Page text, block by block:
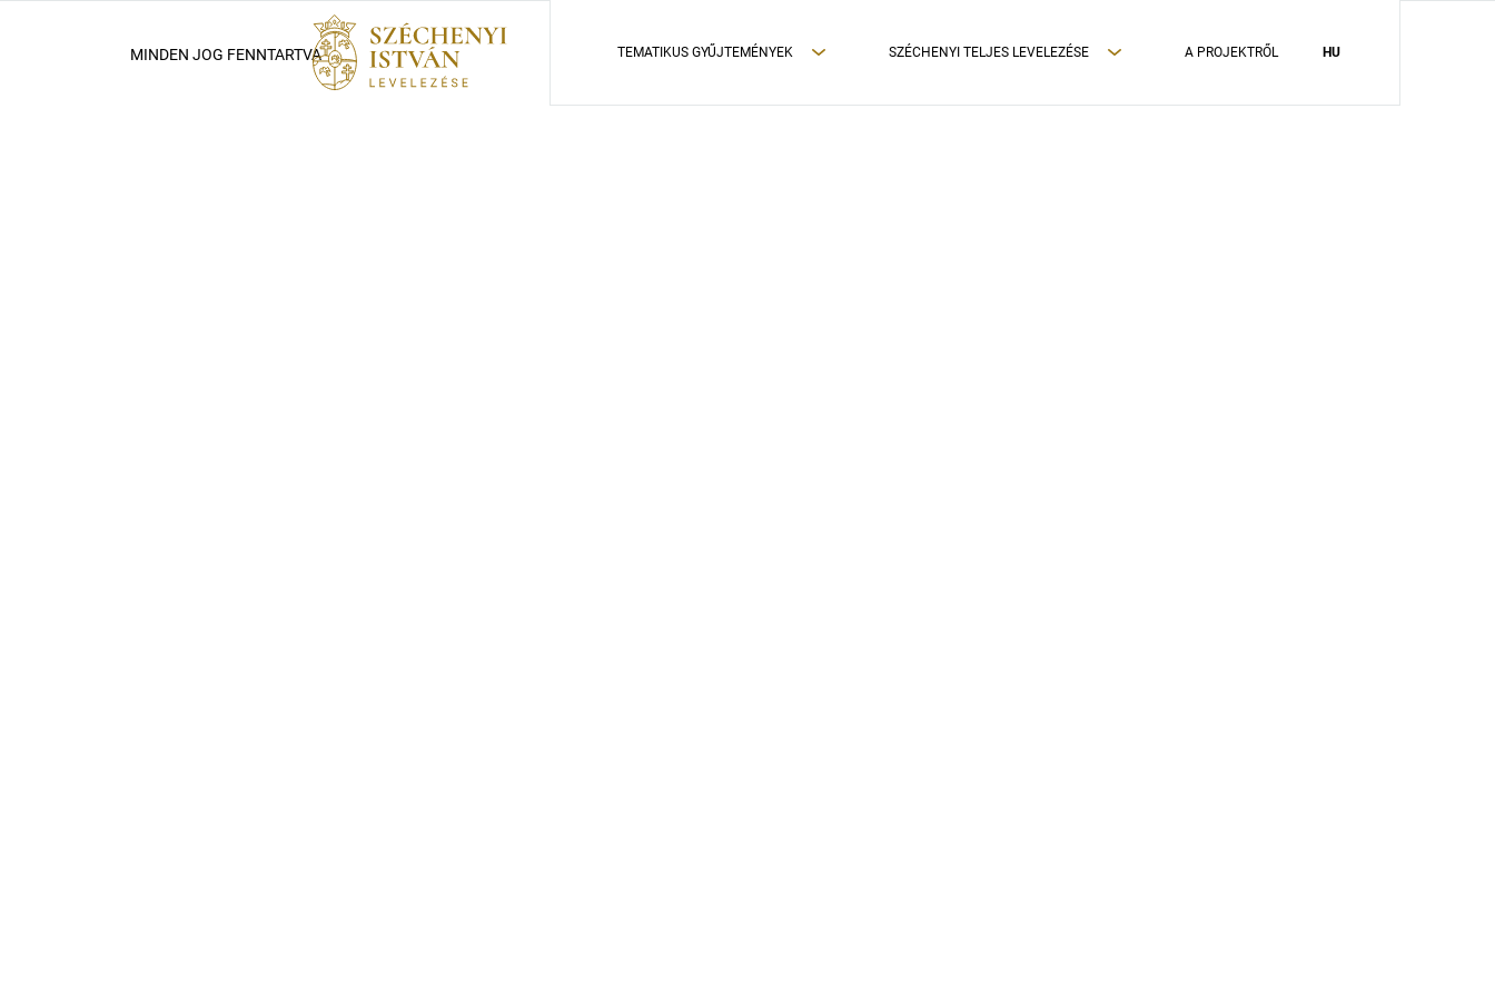
TEMATIKUS GYŰJTEMÉNYEK SZÉCHENYI TELJES LEVELEZÉSE A PROJEKTRŐL HU
MINDEN JOG FENNTARTVA ADATVÉDELMI TÁJÉKOZTATÓ